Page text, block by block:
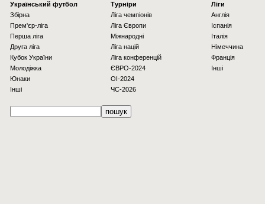
Українcький футбол
Збірна
Прем'єр-ліга
Перша ліга
Друга ліга
Кубок України
Молодіжка
Юнаки
Інші
Турніри
Ліга чемпіонів
Ліга Європи
Міжнародні
Ліга націй
Ліга конференцій
ЄВРО-2024
OI-2024
ЧС-2026
Ліги
Англія
Іспанія
Італія
Німеччина
Франція
Інші